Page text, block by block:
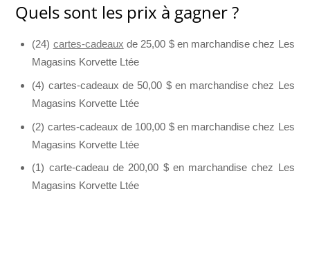
Quels sont les prix à gagner ?
(24) cartes-cadeaux de 25,00 $ en marchandise chez Les
Magasins Korvette Ltée
(4) cartes-cadeaux de 50,00 $ en marchandise chez Les
Magasins Korvette Ltée
(2) cartes-cadeaux de 100,00 $ en marchandise chez Les
Magasins Korvette Ltée
(1) carte-cadeau de 200,00 $ en marchandise chez Les
Magasins Korvette Ltée